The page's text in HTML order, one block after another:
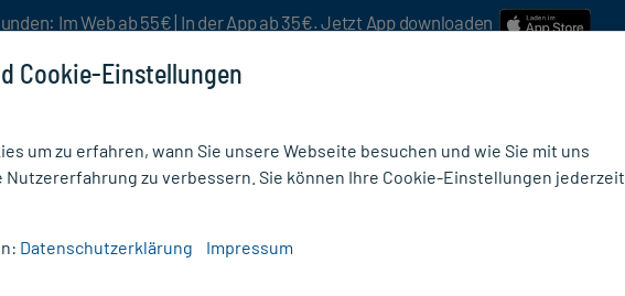
Im Web ab 55€ | In der App ab 35€. Jetzt App downloaden
Cookie-Einstellungen
um zu erfahren, wann Sie unsere Webseite besuchen und wie Sie mit uns
Nutzererfahrung zu verbessern. Sie können Ihre Cookie-Einstellungen jederzeit
Datenschutzerklärung Impressum